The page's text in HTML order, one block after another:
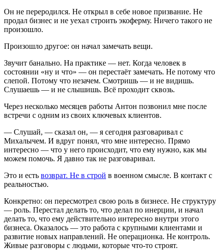
Он не переродился. Не открыл в себе новое призвание. Не
продал бизнес и не уехал строить экоферму. Ничего такого не
произошло.
Произошло другое: он начал замечать вещи.
Звучит банально. На практике — нет. Когда человек в
состоянии «ну и что» — он перестаёт замечать. Не потому что
слепой. Потому что незачем. Смотришь — и не видишь.
Слушаешь — и не слышишь. Всё проходит сквозь.
Через несколько месяцев работы Антон позвонил мне после
встречи с одним из своих ключевых клиентов.
— Слушай, — сказал он, — я сегодня разговаривал с
Михалычем. И вдруг понял, что мне интересно. Прямо
интересно — что у него происходит, что ему нужно, как мы
можем помочь. Я давно так не разговаривал.
Это и есть возврат. Не в строй в военном смысле. В контакт с
реальностью.
Конкретно: он пересмотрел свою роль в бизнесе. Не структуру
— роль. Перестал делать то, что делал по инерции, и начал
делать то, что ему действительно интересно внутри этого
бизнеса. Оказалось — это работа с крупными клиентами и
развитие новых направлений. Не операционка. Не контроль.
Живые разговоры с людьми, которые что-то строят.